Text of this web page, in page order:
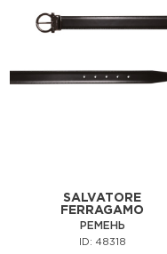
SALVATORE
FERRAGAMO
РЕМЕНЬ
ID: 48318